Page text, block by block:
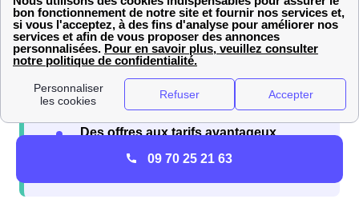
avissurEngie à Périers (ex EDF-GDF)sont nombreux.
Les abonnés chez Engie sontsatisfaitsde leur
fournisseur sur les points suivants :
La présence d'offres vertes
Des offres aux tarifs avantageux
L'expérience du fournisseur
09 70 25 21 63